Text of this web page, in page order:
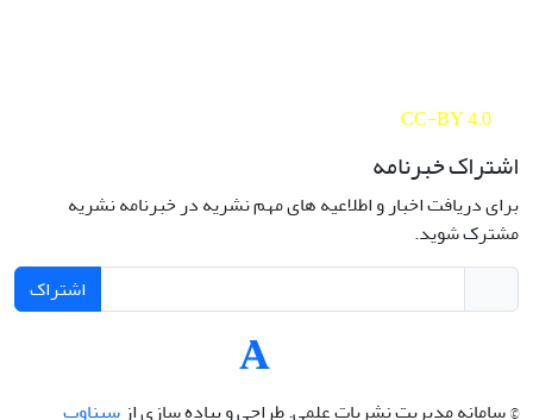
CC-BY 4.0
اشتراک خبرنامه
برای دریافت اخبار و اطلاعیه های مهم نشریه در خبرنامه نشریه
مشترک شوید.
اشتراک
© سامانه مدیریت نشریات علمی.طراحی و پیاده سازی از سیناوب